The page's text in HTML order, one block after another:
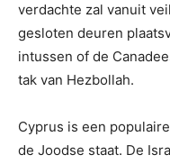
verdachte zal vanuit
gesloten deuren
intussen of de
tak van Hezbollah.
Cyprus is een
de Joodse staat. De